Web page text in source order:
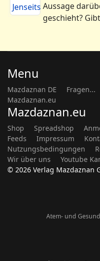
Aussage
geschieht?
Menu
Mazdaznan DE Fragen...
Mazdaznan.eu
Mazdaznan.eu
Shop Spreadshop
Feeds
Impressum
Nutzungsbedingungen
Wir über uns
Youtube
© 2026 Verlag Mazdaznan
Atem- und